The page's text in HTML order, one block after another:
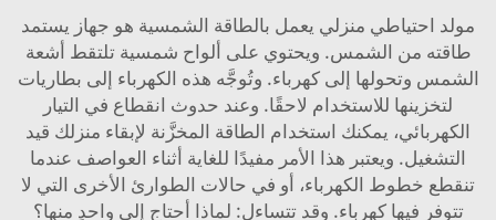
مولد احتياطي منزلي يعمل بالطاقة الشمسية هو جهاز يستمد
طاقته من الشمس. ويحتوي على ألواح شمسية تلتقط أشعة
الشمس وتحولها إلى كهرباء. وتُوجَّه هذه الكهرباء إلى بطاريات
لتخزينها للاستخدام لاحقًا. وعند حدوث انقطاع في التيار
الكهربائي، يمكنك استخدام الطاقة المخزَّنة لإبقاء منزلك قيد
التشغيل. ويعتبر هذا الأمر مفيدًا للغاية أثناء العواصف عندما
تنقطع خطوط الكهرباء، أو في حالات الطوارئ الأخرى التي لا
تتوفر فيها كهرباء. وقد تتساءل: لماذا أحتاج إلى واحدٍ منها؟